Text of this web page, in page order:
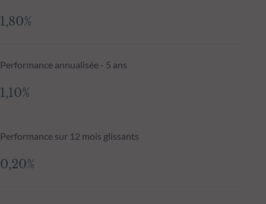
1,80%
Performance annualisée - 5 ans
1,10%
Performance sur 12 mois glissants
0,20%